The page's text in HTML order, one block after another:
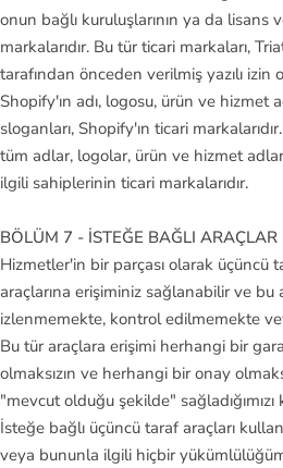
onun bağlı kuruluşlarının ya da lisans
markalarıdır. Bu tür ticari markaları,
tarafından önceden verilmiş yazılı izin
Shopify'ın adı, logosu, ürün ve hizmet
sloganları, Shopify'ın ticari
tüm adlar, logolar, ürün ve hizmet
ilgili sahiplerinin ticari markalarıdır.
BÖLÜM 7 - İSTEĞE BAĞLI ARAÇLAR
Hizmetler'in bir parçası olarak üçüncü
araçlarına erişiminiz sağlanabilir ve bu
izlenmemekte, kontrol edilmemekte
Bu tür araçlara erişimi herhangi bir
olmaksızın ve herhangi bir onay
"mevcut olduğu şekilde"
İsteğe bağlı üçüncü taraf araçları
veya bununla ilgili hiçbir